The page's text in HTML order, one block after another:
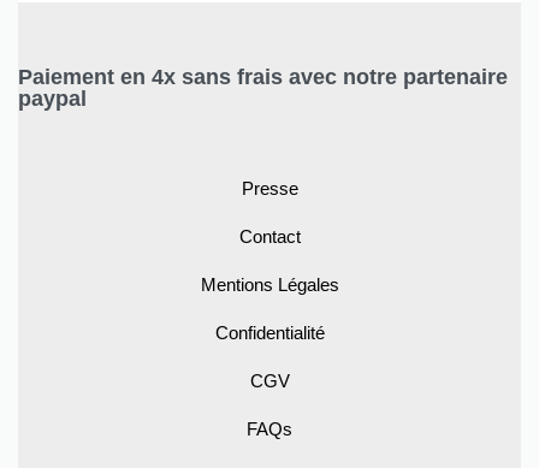
Paiement en 4x sans frais avec notre partenaire
paypal
Presse
Contact
Mentions Légales
Confidentialité
CGV
FAQs